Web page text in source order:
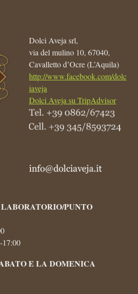
Dolci Aveja srl,
via del mulino 10, 67040,
Cavalletto d’Ocre (L’Aquila)
http://www.facebook.com/dolc
iaveja
Dolci Aveja su TripAdvisor
PUNTO
17:00
E LA DOMENICA